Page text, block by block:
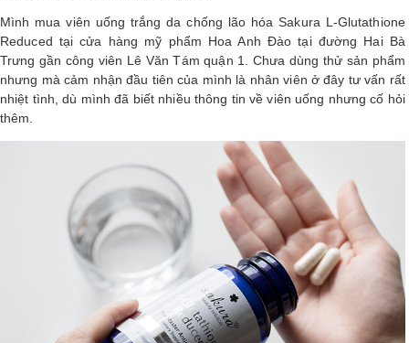
Mình mua viên uống trắng da chống lão hóa Sakura L-Glutathione
Reduced tại cửa hàng mỹ phẩm Hoa Anh Đào tại đường Hai Bà
Trưng gần công viên Lê Văn Tám quận 1. Chưa dùng thử sản phẩm
nhưng mà cảm nhận đầu tiên của mình là nhân viên ở đây tư vấn rất
nhiệt tình, dù mình đã biết nhiều thông tin về viên uống nhưng cố hỏi
thêm.